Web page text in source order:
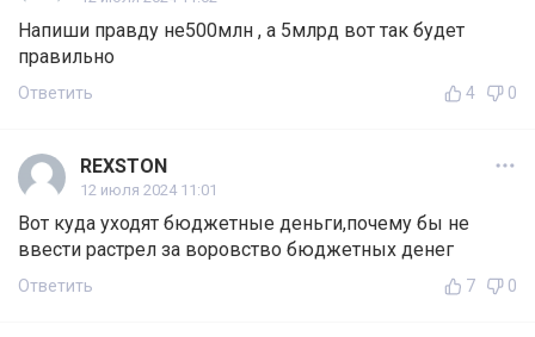
Напиши правду не500млн , а 5млрд вот так будет
правильно
Ответить 4 0
REXSTON
12 июля 2024 11:01
Вот куда уходят бюджетные деньги,почему бы не
ввести растрел за воровство бюджетных денег
Ответить 7 0